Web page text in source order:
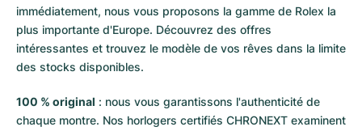
immédiatement, nous vous proposons la gamme de Rolex la
plus importante d'Europe. Découvrez des offres
intéressantes et trouvez le modèle de vos rêves dans la limite
des stocks disponibles.
100 % original : nous vous garantissons l'authenticité de
chaque montre. Nos horlogers certifiés CHRONEXT examinent